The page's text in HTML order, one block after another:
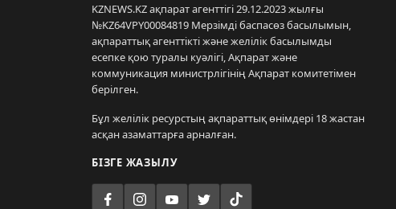
KZNEWS.KZ ақпарат агенттігі 29.12.2023 жылғы
№KZ64VPY00084819 Мерзімді баспасөз басылымын,
ақпараттық агенттікті және желілік басылымды
есепке қою туралы куәлігі, Ақпарат және
коммуникация министрлігінің Ақпарат комитетімен
берілген.
Бұл желілік ресурстың ақпараттық өнімдері 18 жастан
асқан азаматтарға арналған.
БІЗГЕ ЖАЗЫЛУ